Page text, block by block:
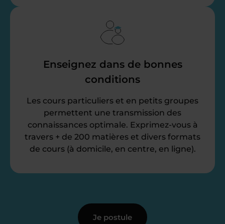
Enseignez dans de bonnes
conditions
Les cours particuliers et en petits groupes
permettent une transmission des
connaissances optimale. Exprimez-vous à
travers + de 200 matières et divers formats
de cours (à domicile, en centre, en ligne).
Je postule